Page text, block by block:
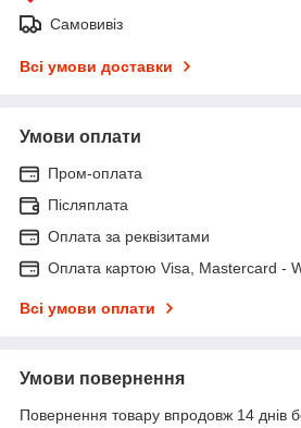
Самовивіз
Всі умови доставки
Умови оплати
Пром-оплата
Післяплата
Оплата за реквізитами
Оплата картою Visa, Mastercard -
Всі умови оплати
Умови повернення
Повернення товару впродовж 14 днів